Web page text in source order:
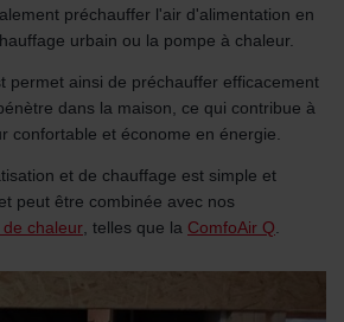
préchauffer l'air d'alimentation en
urbain ou la pompe à chaleur.
permet ainsi de préchauffer efficacement
dans la maison, ce qui contribue à
confortable et économe en énergie.
et de chauffage est simple et
peut être combinée avec nos
chaleur , telles que la ComfoAir Q